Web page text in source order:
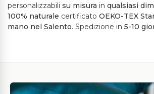
personalizzabili su misura in qualsiasi
100% naturale certificato OEKO-TEX
mano nel Salento. Spedizione in 5-10